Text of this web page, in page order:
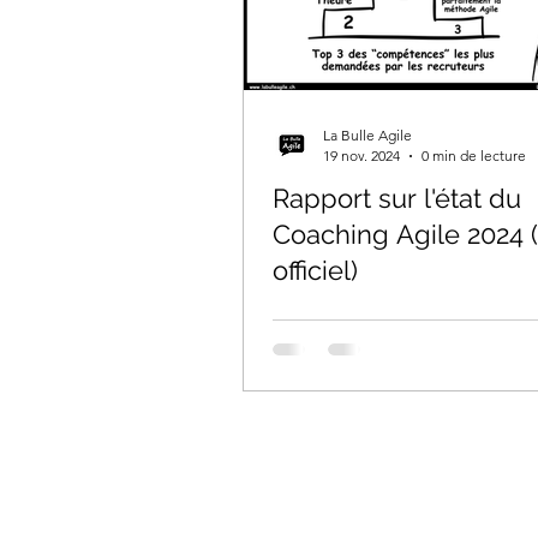
Rapport sur l'état du
Coaching Agile 2024
officiel)
La Bulle Agile
19 nov. 2024
0 min de lecture